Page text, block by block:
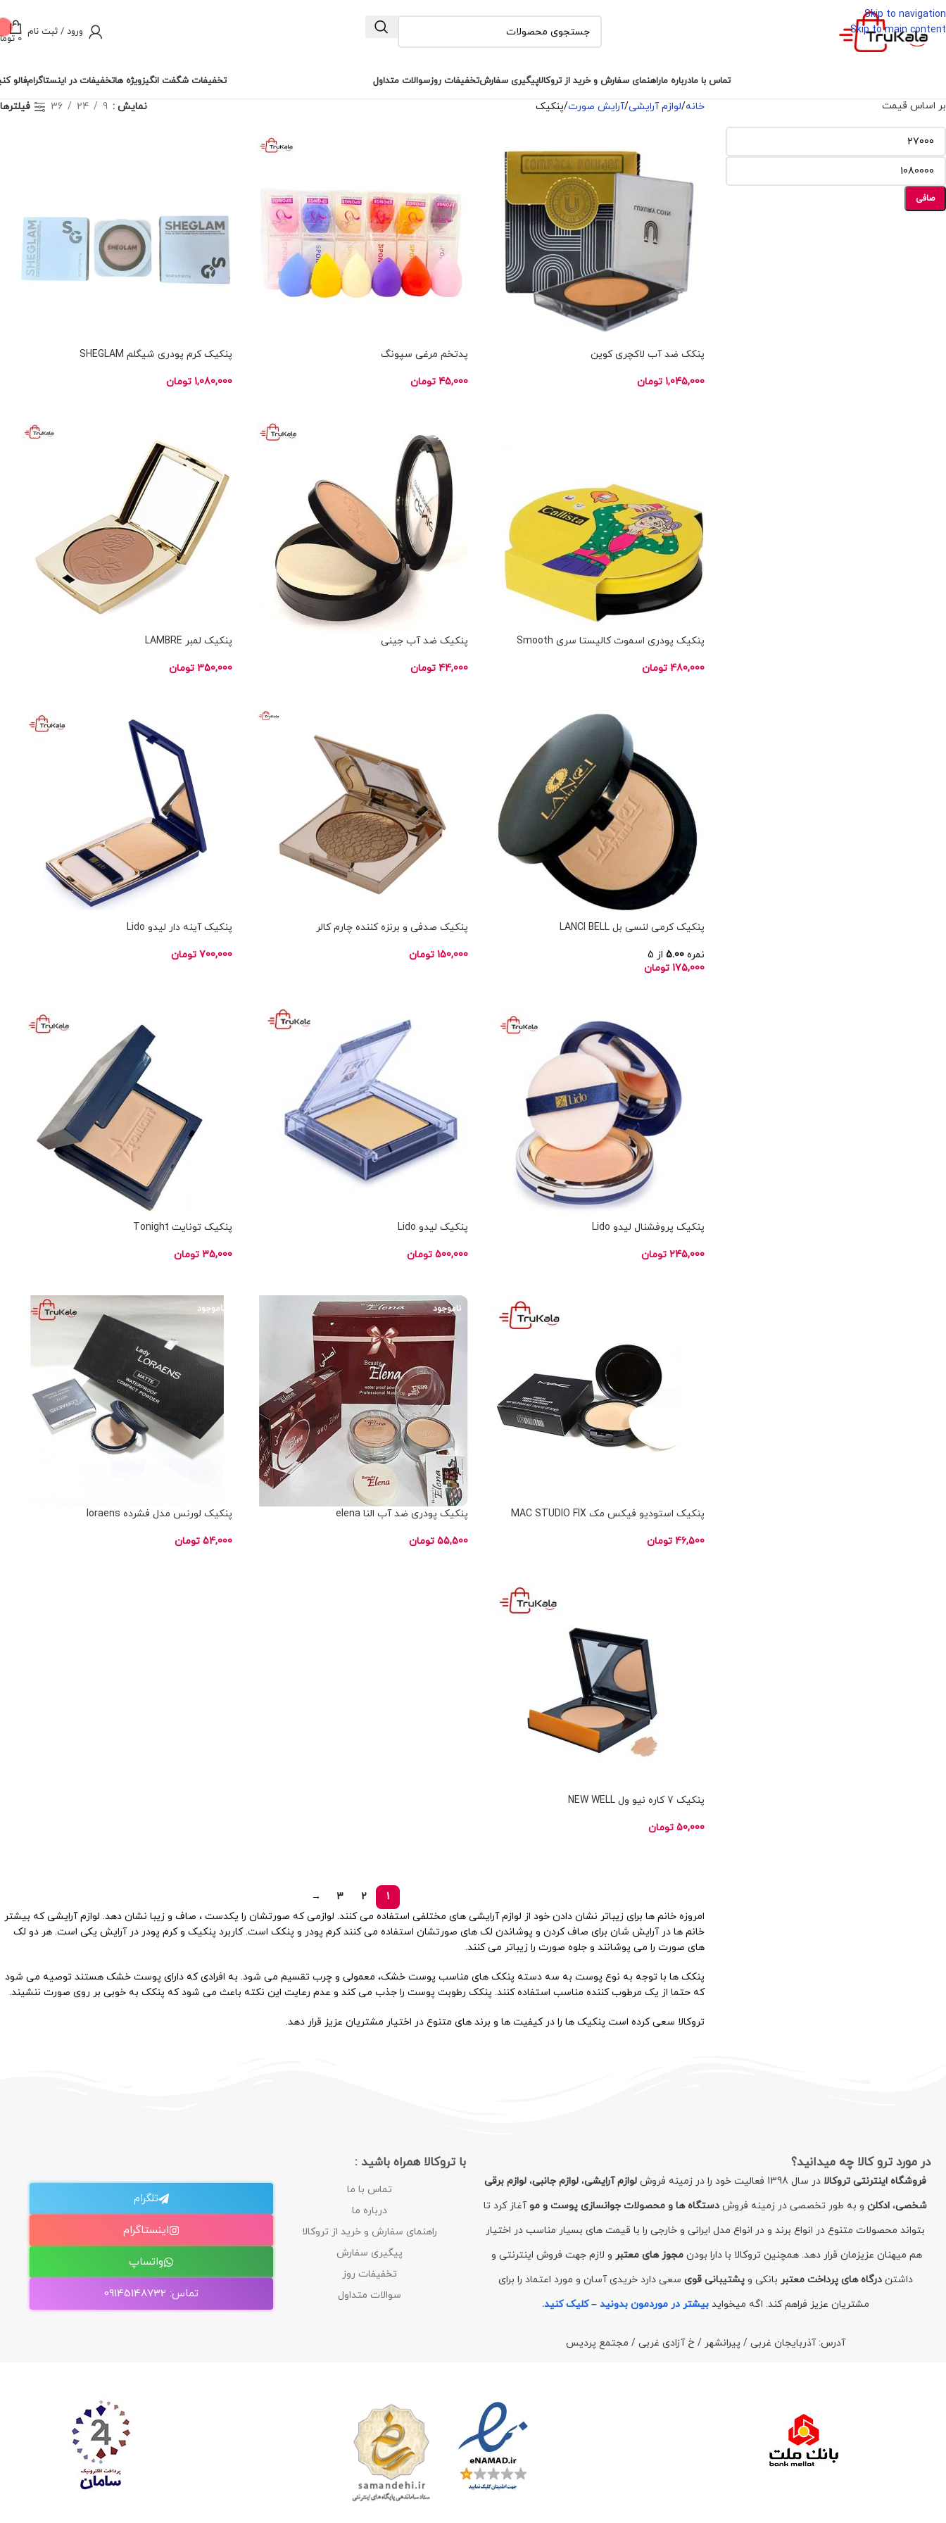
Skip to navigation
Skip to main content
ورود / ثبت نام
0
تماس با مادرباره ماراهنمای سفارش و خرید از تروکالاپیگیری سفارشتخفیفات روزسوالات متداول تخفیفات شگفت انگیزویژه هاتخفیفات در اینستاگرامفالو
بر اساس قیمت
صافی
خانه لوازم آرایشی آرایش صورت پنکیک نمایش 9
24
36 فیلترها
پنکک ضد آب لاکچری کوین
1,045,000 تومان
پدتخم مرغی سپونگ
45,000 تومان
پنکیک کرم پودری شیگلم SHEGLAM
1,080,000 تومان
پنکیک پودری اسموت کالیستا سری Smooth
480,000 تومان
ناموجود
پنکیک ضد آب جینی
44,000 تومان
پنکیک لمبر LAMBRE
350,000 تومان
پنکیک کرمی لنسی بل LANCI BELL
نمره5.00 از 5
175,000 تومان
پنکیک صدفی و برنزه کننده چارم کالر
150,000 تومان
پنکیک آینه دار لیدو Lido
700,000 تومان
پنکیک پروفشنال لیدو Lido
245,000 تومان
پنکیک لیدو Lido
500,000 تومان
پنکیک تونایت Tonight
35,000 تومان
پنکیک استودیو فیکس مک MAC STUDIO FIX
46,500 تومان
ناموجود
پنکیک پودری ضد آب النا elena
55,500 تومان
ناموجود
پنکیک لورنس مدل فشرده loraens
54,000 تومان
پنکیک 7 کاره نیو ول NEW WELL
50,000 تومان
1
2
3
→
امروزه خانم ها برای زیباتر نشان دادن خود از لوازم آرایشی های مختلفی استفاده می کنند. لوازمی که صورتشان را یکدست ، صاف و زیبا نشان دهد. لوازم آرایشی که بیشتر
خانم ها در آرایش شان برای صاف کردن و پوشاندن لک های صورتشان استفاده می کنند کرم پودر و پنکک است. کاربرد پنکیک و کرم پودر در آرایش یکی است. هر دو لک
های صورت را می پوشانند و جلوه صورت را زیباتر می کنند.
پنکک‌ ها با توجه به نوع پوست به سه دسته پنکک‌ های مناسب پوست خشک، معمولی و چرب تقسیم می‌ شود. به افرادی که دارای پوست خشک هستند توصیه می‌ شود
که حتما از یک مرطوب کننده مناسب استفاده کنند. پنکک رطوبت پوست را جذب می‌ کند و عدم رعایت این نکته باعث می‌ شود که پنکک به خوبی بر روی صورت ننشیند.
تروکالا سعی کرده است پنکیک ها را در کیفیت ها و برند های متنوع در اختیار مشتریان عزیز قرار دهد.
در مورد ترو کالا چه میدانید؟
فروشگاه اینترنتی تروکالا در سال 1398 فعالیت خود را در زمینه فروش لوازم آرایشی، لوازم جانبی، لوازم برقی
شخصی، ادکلنو به طور تخصصی در زمینه فروش دستگاه ها و محصولات جوانسازی پوست و موآغاز کرد تا
بتواند محصولات متنوع در انواع برند و در انواع مدل ایرانی و خارجی را با قیمت های بسیار مناسب در اختیار
هم میهنان عزیزمان قرار دهد. همچنین تروکالا با دارا بودن مجوز های معتبرو لازم جهت فروش اینترنتی و
داشتندرگاه های پرداخت معتبر بانکی وپشتیبانی قوی سعی دارد خریدی آسان و مورد اعتماد را برای
مشتریان عزیز فراهم کند. اگه میخوایدبیشتر در موردمون بدونید – کلیک کنید.
آدرس: آذربایجان غربی / پیرانشهر / خ آزادی غربی / مجتمع پردیس
با تروکالا همراه باشید :
تماس با ما
درباره ما
راهنمای سفارش و خرید از تروکالا
پیگیری سفارش
تخفیفات روز
سوالات متداول
تلگرام
اینستاگرام
واتساپ
تماس: 09145148732